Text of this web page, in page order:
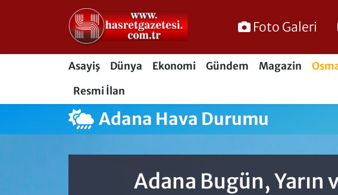
Foto Galeri
Asayiş Dünya Ekonomi Gündem Magazin
Resmi İlan
Adana Hava Durumu
Adana Bugün, Yarın
Osmaniye Nöbetçi Eczaneler
Osmaniye Hava Durumu
Osmaniye Trafik Yoğunluk Haritası
Süper Lig Puan Durumu ve Fikstür